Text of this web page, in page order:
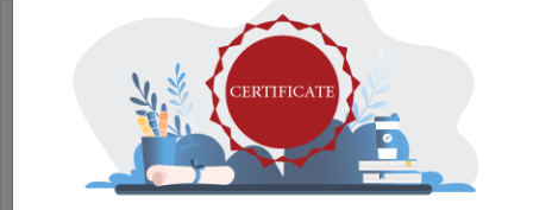
معادل انگلیسی نفت کش
مهندسی نفت
نفت کش